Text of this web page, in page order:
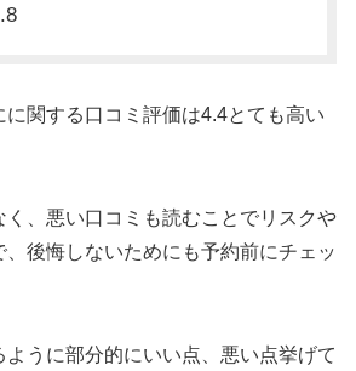
に関する口コミ評価は4.4とても高い
く、悪い口コミも読むことでリスクや
後悔しないためにも予約前にチェッ
うに部分的にいい点、悪い点挙げて